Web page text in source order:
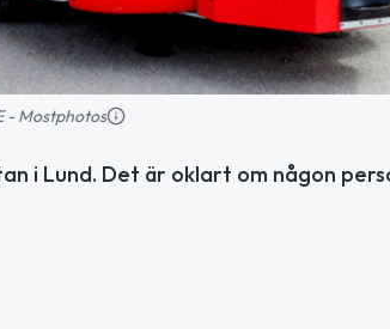
- Mostphotos
i Lund. Det är oklart om någon